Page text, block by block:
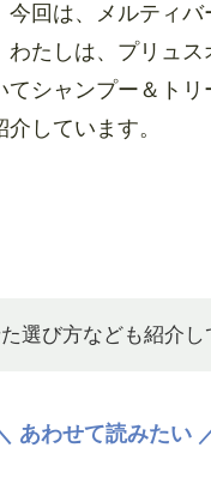
今回は、メルティバ
わたしは、プリュス
てシャンプー＆トリ
しています。
選び方なども紹介し
あわせて読みたい